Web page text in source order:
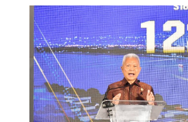
กฎหมายไม่ใช่อารมณ์